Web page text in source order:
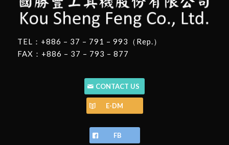
TEL：+886 – 37 – 791 – 993（Rep.）
FAX：+886 – 37 – 793 – 877
CONTACT US
E-DM
FB